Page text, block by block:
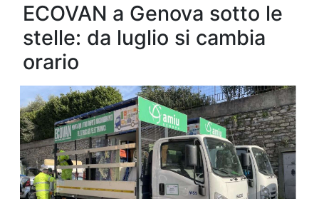
ECOVAN a Genova sotto le
stelle: da luglio si cambia
orario